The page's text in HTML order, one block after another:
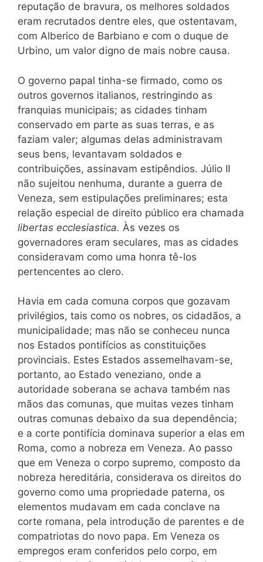
reputação de bravura, os melhores soldados
eram recrutados dentre eles, que ostentavam,
com Alberico de Barbiano e com o duque de
Urbino, um valor digno de mais nobre causa.
O governo papal tinha-se firmado, como os
outros governos italianos, restringindo as
franquias municipais; as cidades tinham
conservado em parte as suas terras, e as
faziam valer; algumas delas administravam
seus bens, levantavam soldados e
contribuições, assinavam estipêndios. Júlio II
não sujeitou nenhuma, durante a guerra de
Veneza, sem estipulações preliminares; esta
relação especial de direito público era chamada
libertas ecclesiastica. Às vezes os
governadores eram seculares, mas as cidades
consideravam como uma honra tê-los
pertencentes ao clero.
Havia em cada comuna corpos que gozavam
privilégios, tais como os nobres, os cidadãos, a
municipalidade; mas não se conheceu nunca
nos Estados pontifícios as constituições
provinciais. Estes Estados assemelhavam-se,
portanto, ao Estado veneziano, onde a
autoridade soberana se achava também nas
mãos das comunas, que muitas vezes tinham
outras comunas debaixo da sua dependência;
e a corte pontifícia dominava superior a elas em
Roma, como a nobreza em Veneza. Ao passo
que em Veneza o corpo supremo, composto da
nobreza hereditária, considerava os direitos do
governo como uma propriedade paterna, os
elementos mudavam em cada conclave na
corte romana, pela introdução de parentes e de
compatriotas do novo papa. Em Veneza os
empregos eram conferidos pelo corpo, em